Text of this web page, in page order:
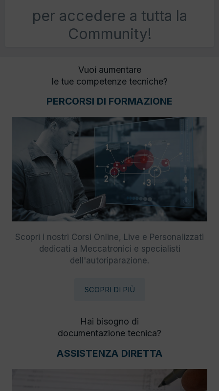
per accedere a tutta la
Community!
Vuoi aumentare
le tue competenze tecniche?
PERCORSI DI FORMAZIONE
Scopri i nostri Corsi Online, Live e Personalizzati
dedicati a Meccatronici e specialisti
dell'autoriparazione.
SCOPRI DI PIÙ
Hai bisogno di
documentazione tecnica?
ASSISTENZA DIRETTA